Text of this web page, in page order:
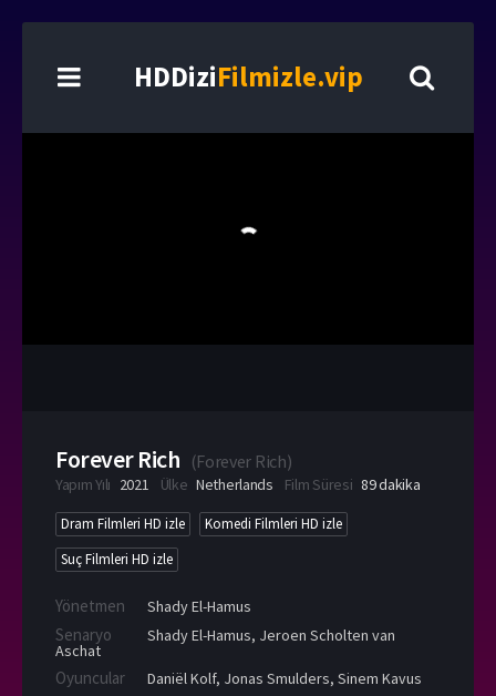
HDDiziFilmizle.vip
Forever Rich (Forever Rich)
Yapım Yılı 2021 Ülke Netherlands Film Süresi 89 dakika
Dram Filmleri HD izle
Komedi Filmleri HD izle
Suç Filmleri HD izle
Yönetmen Shady El-Hamus
Senaryo Shady El-Hamus, Jeroen Scholten van
Aschat
Oyuncular Daniël Kolf, Jonas Smulders, Sinem Kavus